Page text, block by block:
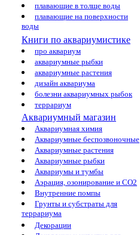
плавающие в толще воды
плавающие на поверхности
воды
Книги по аквариумистике
про аквариум
аквариумные рыбки
аквариумные растения
дизайн аквариума
болезни аквариумных рыбок
террариум
Аквариумный магазин
Аквариумная химия
Аквариумные беспозвоночные
Аквариумные растения
Аквариумные рыбки
Аквариумы и тумбы
Аэрация, озонирование и CO2
Внутренние помпы
Грунты и субстраты для
террариума
Декорации